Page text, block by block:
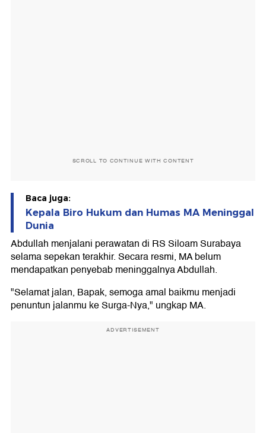
SCROLL TO CONTINUE WITH CONTENT
Baca juga:
Kepala Biro Hukum dan Humas MA Meninggal
Dunia
Abdullah menjalani perawatan di RS Siloam Surabaya
selama sepekan terakhir. Secara resmi, MA belum
mendapatkan penyebab meninggalnya Abdullah.
"Selamat jalan, Bapak, semoga amal baikmu menjadi
penuntun jalanmu ke Surga-Nya," ungkap MA.
ADVERTISEMENT